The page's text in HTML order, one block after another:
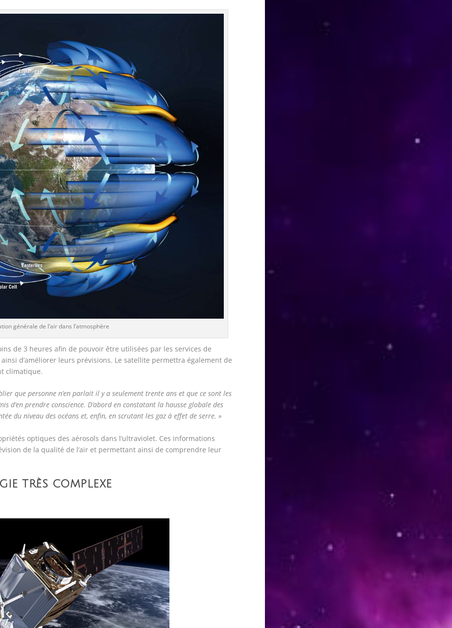
générale de l’air dans l’atmosphère
de 3 heures afin de pouvoir être utilisées par les services de
d’améliorer leurs prévisions. Le satellite permettra également de
climatique.
que personne n’en parlait il y a seulement trente ans et que ce sont les
d’en prendre conscience. D’abord en constatant la hausse globale des
du niveau des océans et, enfin, en scrutant les gaz à effet de serre.»
optiques des aérosols dans l’ultraviolet. Ces informations
de la qualité de l’air et permettant ainsi de comprendre leur
TRÈS COMPLEXE